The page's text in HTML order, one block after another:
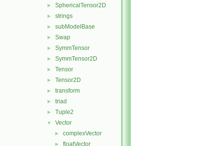
► SphericalTensor2D
► strings
► subModelBase
► Swap
► SymmTensor
► SymmTensor2D
► Tensor
► Tensor2D
► transform
► triad
► Tuple2
▼ Vector
► complexVector
► floatVector